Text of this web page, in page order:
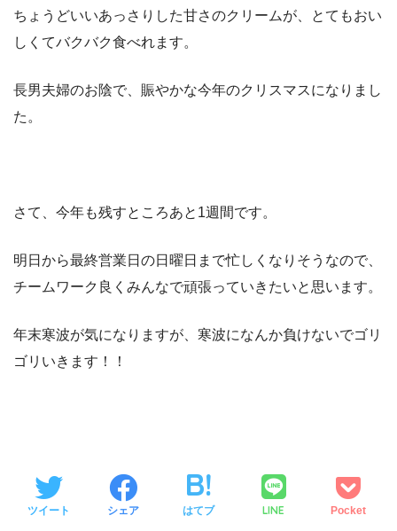
ちょうどいいあっさりした甘さのクリームが、とてもおい
しくてバクバク食べれます。
長男夫婦のお陰で、賑やかな今年のクリスマスになりまし
た。
さて、今年も残すところあと1週間です。
明日から最終営業日の日曜日まで忙しくなりそうなので、
チームワーク良くみんなで頑張っていきたいと思います。
年末寒波が気になりますが、寒波になんか負けないでゴリ
ゴリいきます！！
ツイート シェア はてブ LINE Pocket